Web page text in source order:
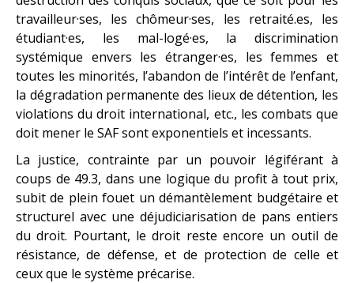
travailleur·ses, les chômeur·ses, les retraité.es, les
étudiant·es, les mal-logé·es, la discrimination
systémique envers les étranger·es, les femmes et
toutes les minorités, l’abandon de l’intérêt de l’enfant,
la dégradation permanente des lieux de détention, les
violations du droit international, etc., les combats que
doit mener le SAF sont exponentiels et incessants.
La justice, contrainte par un pouvoir légiférant à
coups de 49.3, dans une logique du profit à tout prix,
subit de plein fouet un démantèlement budgétaire et
structurel avec une déjudiciarisation de pans entiers
du droit. Pourtant, le droit reste encore un outil de
résistance, de défense, et de protection de celle et
ceux que le système précarise.